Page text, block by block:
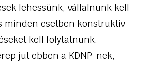
lehessünk, vállalnunk kell
minden esetben konstruktív
kell folytatnunk.️
jut ebben a KDNP-nek,